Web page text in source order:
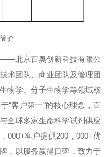
介
——北京百奥创新科技有限公
术团队、商业团队及管理团
物学、分子生物学等领域核
“客户第一"的核心理念，百
全球多家生命科学试剂供应
， 000+客户提供200， 000+优
，以服务赢得口碑，致力于